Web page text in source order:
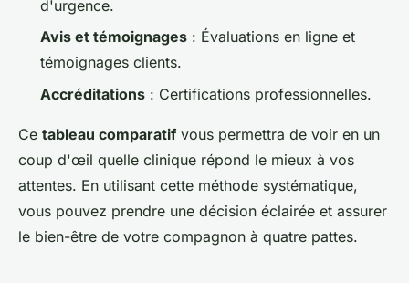
d'urgence.
Avis et témoignages : Évaluations en ligne et
témoignages clients.
Accréditations : Certifications professionnelles.
Ce tableau comparatif vous permettra de voir en un
coup d'œil quelle clinique répond le mieux à vos
attentes. En utilisant cette méthode systématique,
vous pouvez prendre une décision éclairée et assurer
le bien-être de votre compagnon à quatre pattes.